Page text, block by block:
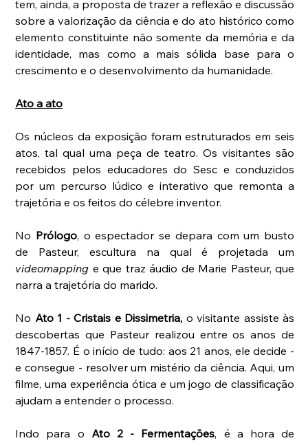
tem, ainda, a proposta de trazer a reflexão e discussão
sobre a valorização da ciência e do ato histórico como
elemento constituinte não somente da memória e da
identidade, mas como a mais sólida base para o
crescimento e o desenvolvimento da humanidade.
Ato a ato
Os núcleos da exposição foram estruturados em seis
atos, tal qual uma peça de teatro. Os visitantes são
recebidos pelos educadores do Sesc e conduzidos
por um percurso lúdico e interativo que remonta a
trajetória e os feitos do célebre inventor.
No Prólogo, o espectador se depara com um busto
videomapping e que traz áudio de Marie Pasteur, que
narra a trajetória do marido.
No Ato 1 - Cristais e Dissimetria, o visitante assiste às
descobertas que Pasteur realizou entre os anos de
1847-1857. É o início de tudo: aos 21 anos, ele decide -
e consegue - resolver um mistério da ciência. Aqui, um
filme, uma experiência ótica e um jogo de classificação
ajudam a entender o processo.
Indo para o Ato 2 - Fermentações, é a hora de